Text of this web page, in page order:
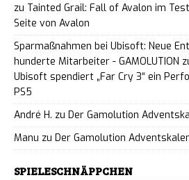
zu Tainted Grail: Fall of Avalon im
Seite von Avalon
Sparmaßnahmen bei Ubisoft: Neue
hunderte Mitarbeiter - GAMOLUTION
Ubisoft spendiert „Far Cry 3“ ein
PS5
André H. zu Der Gamolution
Manu zu Der Gamolution
SPIELESCHNÄPPCHEN